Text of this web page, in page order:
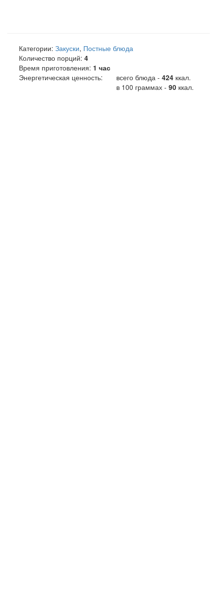
Категории: Закуски, Постные блюда
Количество порций: 4
Время приготовления: 1 час
Энергетическая ценность:
всего блюда - 424 ккал.
в 100 граммах - 90 ккал.